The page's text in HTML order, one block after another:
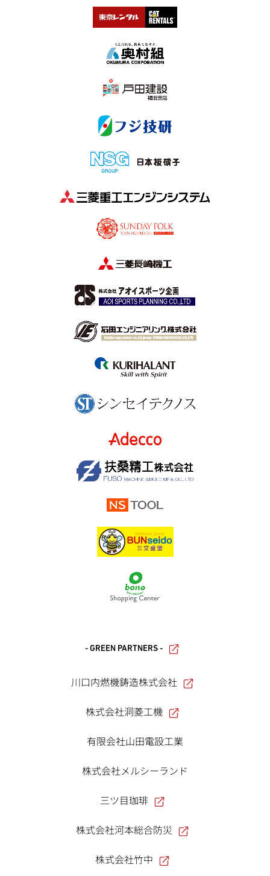
- GREEN PARTNERS -
川口内燃機鋳造株式会社
株式会社洞菱工機
有限会社山田電設工業
株式会社メルシーランド
三ツ目珈琲
株式会社河本総合防災
株式会社竹中